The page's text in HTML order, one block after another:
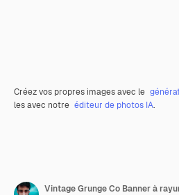
Créez vos propres images avec le
les avec notre éditeur de photos IA.